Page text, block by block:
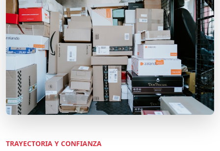
TRAYECTORIA Y CONFIANZA